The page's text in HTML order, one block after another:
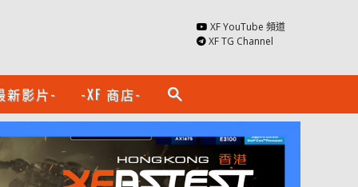
XF YouTube 頻道
XF TG Channel
新影片- -XF 商店- search